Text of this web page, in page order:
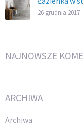
26 grudnia 2017
NAJNOWSZE
ARCHIWA
Archiwa